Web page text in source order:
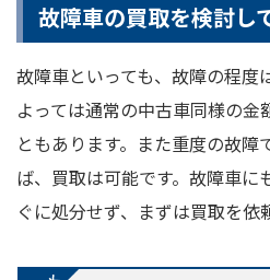
故障車の買取を検討し
故障車といっても、故障の程度
よっては通常の中古車同様の金
ともあります。また重度の故
ば、買取は可能です。故障車に
ぐに処分せず、まずは買取を依